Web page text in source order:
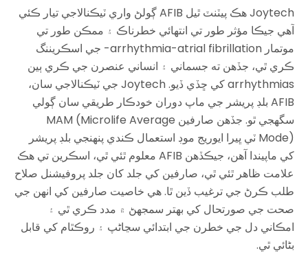
Joytech هڪ پيٽنٽ ٿيل AFIB ڳولڻ واري ٽيڪنالاجي تيار ڪئي
آهي جيڪا مؤثر طور تي انتهائي خطرناڪ ۽ ممڪن طور تي
موتمار arrhythmia-atrial fibrillation- جي اسڪريننگ
ڪري ٿي، جڏهن ته جسماني ۽ انساني عنصرن جي ڪري ٻين
arrhythmias کي ڇڏي ڏيو. Joytech جي ٽيڪنالاجي سان،
AFIB بلڊ پريشر جي ماپ دوران خودڪار طريقي سان ڳولي
سگھجي ٿو. جڏهن صارفين MAM (Microlife Average
Mode) ٽي ڀيرا ايوريج موڊ استعمال ڪندي پنهنجي بلڊ پريشر
کي ماپيندا آهن، جيڪڏهن AFIB معلوم ٿئي ٿي، اسڪرين تي هڪ
علامت ظاهر ٿئي ٿي، صارفين کي جلد کان جلد پروفيشنل صلاح
طلب ڪرڻ جي ترغيب ڏين ٿا. هي خاصيت صارفين کي انهن جي
صحت جي صورتحال کي بهتر سمجهڻ ۾ مدد ڪري ٿي ۽
امڪاني دل جي خطرن جي ابتدائي سڃاڻپ ۽ روڪٿام کي قابل
بڻائي ٿي.